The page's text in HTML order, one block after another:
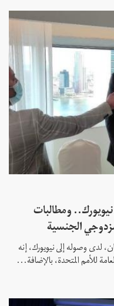
ومطالبات
الجنسية
لدى وصوله إلى نيويورك، إنه
للأمم المتحدة، بالإضافة...